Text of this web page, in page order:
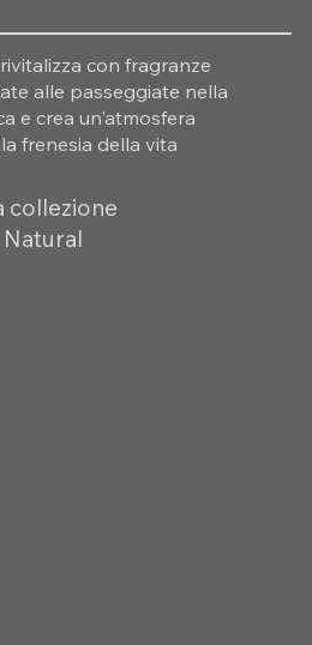
con fragranze
alle passeggiate nella
e crea un'atmosfera
frenesia della vita
collezione
Natural